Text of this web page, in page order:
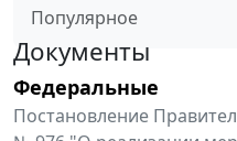
Популярное
Документы
Федеральные
Постановление